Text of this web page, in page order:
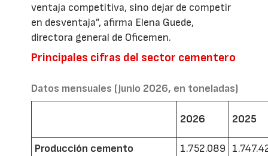
ventaja competitiva, sino dejar de competir
en desventaja”, afirma Elena Guede,
directora general de Oficemen.
Principales cifras del sector cementero
Datos mensuales (junio 2026, en toneladas)
2026 2025
Producción cemento 1.752.089